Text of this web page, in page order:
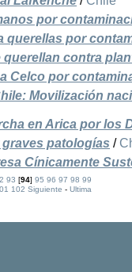
por
querellas por
contra
Celco por
Movilización
en Arica por los
patologías /
Cínicamente
93 [94]95 96 97 98 99
102 Siguiente -Ultima